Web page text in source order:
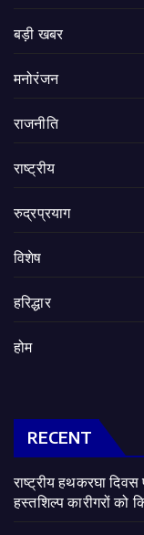
बड़ी खबर
मनोरंजन
राजनीति
राष्ट्रीय
रुद्रप्रयाग
विशेष
हरिद्धार
होम
RECENT
राष्ट्रीय हथकरघा
हस्तशिल्प कारीगरों को